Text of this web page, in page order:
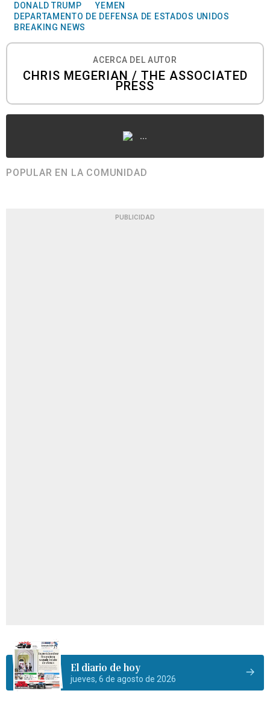
DONALD TRUMP
YEMEN
DEPARTAMENTO DE DEFENSA DE ESTADOS UNIDOS
BREAKING NEWS
ACERCA DEL AUTOR
CHRIS MEGERIAN / THE ASSOCIATED
PRESS
...
POPULAR EN LA COMUNIDAD
PUBLICIDAD
El diario de hoy
jueves, 6 de agosto de 2026